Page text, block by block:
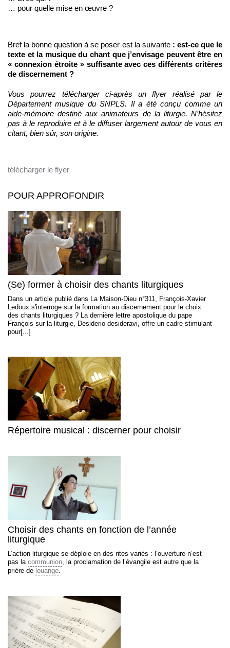
… pour quelle mise en œuvre ?
Bref la bonne question à se poser est la suivante: est-ce que le
texte et la musique du chant que j’envisage peuvent être en
« connexion étroite » suffisante avec ces différents critères
de discernement ?
Vous pourrez télécharger ci-après un flyer réalisé par le
Département musique du SNPLS. Il a été conçu comme un
aide-mémoire destiné aux animateurs de la liturgie. N’hésitez
pas à le reproduire et à le diffuser largement autour de vous en
citant, bien sûr, son origine.
télécharger le flyer
POUR APPROFONDIR
(Se) former à choisir des chants liturgiques
Dans un article publié dans La Maison-Dieu n°311, François-Xavier
Ledoux s'interroge sur la formation au discernement pour le choix
des chants liturgiques ? La dernière lettre apostolique du pape
François sur la liturgie, Desiderio desideravi, offre un cadre stimulant
pour[...]
Répertoire musical : discerner pour choisir
Choisir des chants en fonction de l’année
liturgique
L’action liturgique se déploie en des rites variés : l’ouverture n’est
pas la communion , la proclamation de l’évangile est autre que la
prière de louange